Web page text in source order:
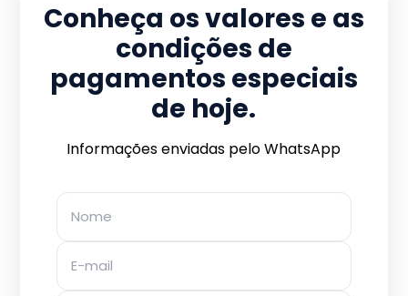
Conheça os valores e as
condições de
pagamentos especiais
de hoje.
Informações enviadas pelo WhatsApp